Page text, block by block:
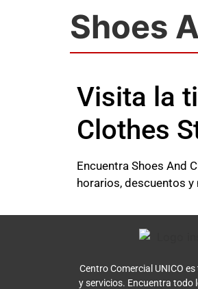
Shoes
Visita la
Clothes
Encuentra Shoes And
horarios, descuentos y
Centro Comercial UNICO
y servicios. Encuentra todo